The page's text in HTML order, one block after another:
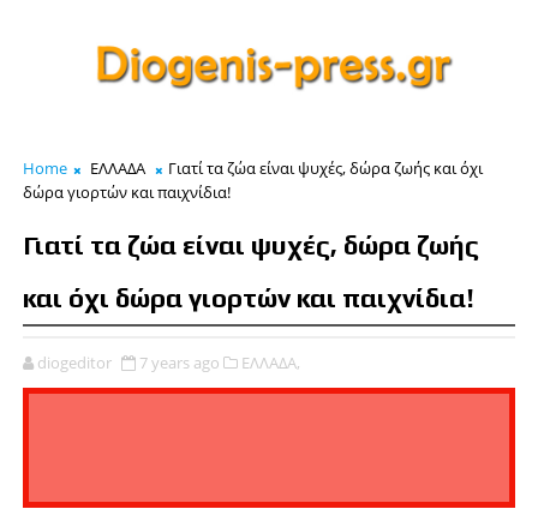
Home ΕΛΛΑΔΑ
Γιατί τα ζώα είναι ψυχές, δώρα ζωής και όχι
δώρα γιορτών και παιχνίδια!
Γιατί τα ζώα είναι ψυχές, δώρα ζωής
και όχι δώρα γιορτών και παιχνίδια!
diogeditor 7 years ago ΕΛΛΑΔΑ,